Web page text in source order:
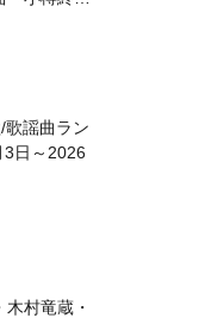
歌謡曲ラン
3日～2026
村竜蔵・